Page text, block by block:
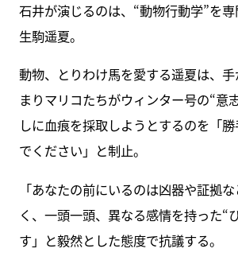
石井が演じるのは、“動物行動学”を専
生駒遥夏。
動物、とりわけ馬を愛する遥夏は、
まりマリコたちがウィンター号の“意
しに血痕を採取しようとするのを「
でください」と制止。
「あなたの前にいるのは凶器や証拠
く、一頭一頭、異なる感情を持った“
す」と毅然とした態度で抗議する。